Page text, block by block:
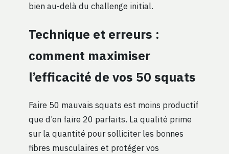
bien au-delà du challenge initial.
Technique et erreurs :
comment maximiser
l’efficacité de vos 50 squats
Faire 50 mauvais squats est moins productif
que d’en faire 20 parfaits. La qualité prime
sur la quantité pour solliciter les bonnes
fibres musculaires et protéger vos